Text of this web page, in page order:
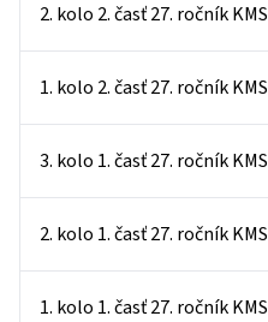
2. kolo 2. časť 27. ročník KMS
1. kolo 2. časť 27. ročník KMS
3. kolo 1. časť 27. ročník KMS
2. kolo 1. časť 27. ročník KMS
1. kolo 1. časť 27. ročník KMS